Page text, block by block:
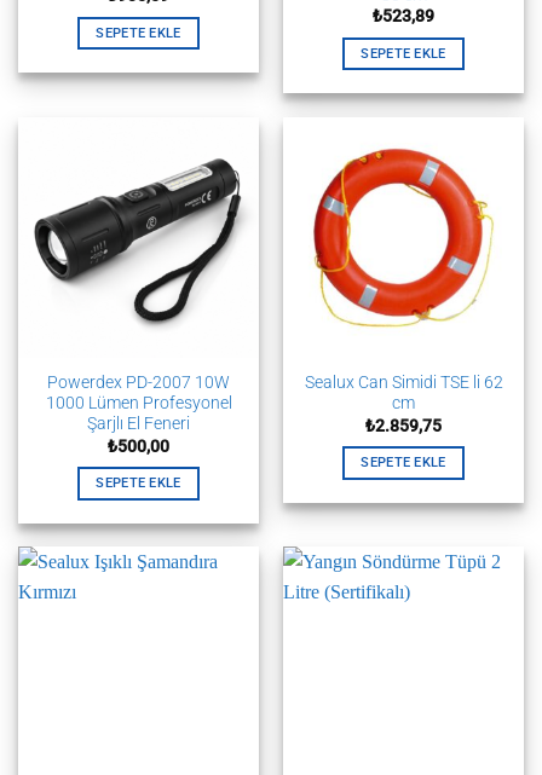
SEPETE EKLE
₺523,89
SEPETE EKLE
Powerdex PD-2007 10W
1000 Lümen Profesyonel
Şarjlı El Feneri
₺500,00
SEPETE EKLE
Sealux Can Simidi TSE li 62
cm
₺2.859,75
SEPETE EKLE